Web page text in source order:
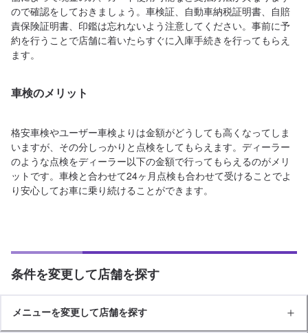
ので確認をしておきましょう。車検証、自動車納税証明書、自賠
責保険証明書、印鑑は忘れないよう注意してください。事前に予
約を行うことで店舗に着いたらすぐに入庫手続きを行ってもらえ
ます。
車検のメリット
格安車検やユーザー車検よりは金額がどうしても高くなってしま
いますが、その分しっかりと点検をしてもらえます。ディーラー
のような点検をディーラー以下の金額で行ってもらえるのがメリ
ットです。車検と合わせて24ヶ月点検も合わせて受けることでよ
り安心してお車に乗り続けることができます。
条件を変更して店舗を探す
メニューを変更して店舗を探す